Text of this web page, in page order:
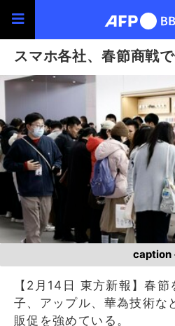
スマホ各社、春節商戦
caption
【2月14日 東方新報】春
子、アップル、華為技術な
販促を強めている。